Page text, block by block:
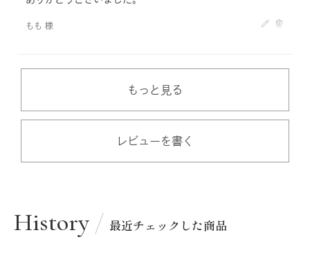
もも 様
もっと見る
レビューを書く
History 最近チェックした商品